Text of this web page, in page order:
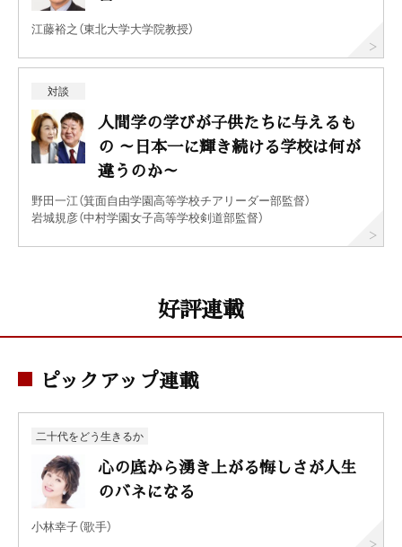
江藤裕之（東北大学大学院教授）
対談
人間学の学びが子供たちに与えるも
の ～日本一に輝き続ける学校は何が
違うのか～
野田一江（箕面自由学園高等学校チアリーダー部監督）
岩城規彦（中村学園女子高等学校剣道部監督）
好評連載
ピックアップ連載
二十代をどう生きるか
心の底から湧き上がる悔しさが人生
のバネになる
小林幸子（歌手）